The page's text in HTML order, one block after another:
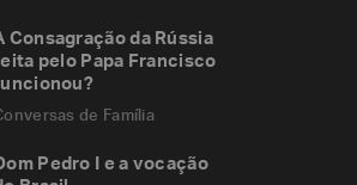
Consagração da Rússia
pelo Papa Francisco
de Família
Pedro I e a vocação